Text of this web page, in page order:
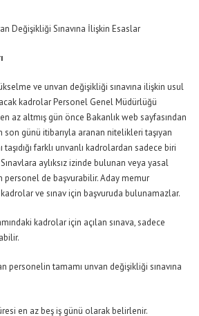
Değişikliği Sınavına İlişkin Esaslar
ve unvan değişikliği sınavına ilişkin usul
kadrolar Personel Genel Müdürlüğü
az altmış gün önce Bakanlık web sayfasından
son günü itibarıyla aranan nitelikleri taşıyan
farklı unvanlı kadrolardan sadece biri
aylıksız izinde bulunan veya yasal
de başvurabilir. Aday memur
ve sınav için başvuruda bulunamazlar.
kadrolar için açılan sınava, sadece
personelin tamamı unvan değişikliği sınavına
en az beş iş günü olarak belirlenir.